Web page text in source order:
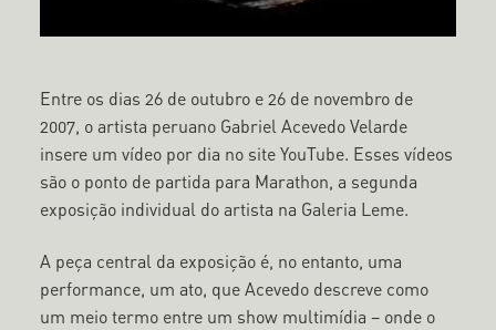
Entre os dias 26 de outubro e 26 de novembro de
2007, o artista peruano Gabriel Acevedo Velarde
insere um vídeo por dia no site YouTube. Esses vídeos
são o ponto de partida para Marathon, a segunda
exposição individual do artista na Galeria Leme.
A peça central da exposição é, no entanto, uma
performance, um ato, que Acevedo descreve como
um meio termo entre um show multimídia – onde o